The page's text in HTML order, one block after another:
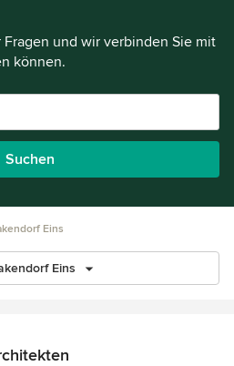
und wir verbinden Sie mit
können.
Suchen
Eins
Eins